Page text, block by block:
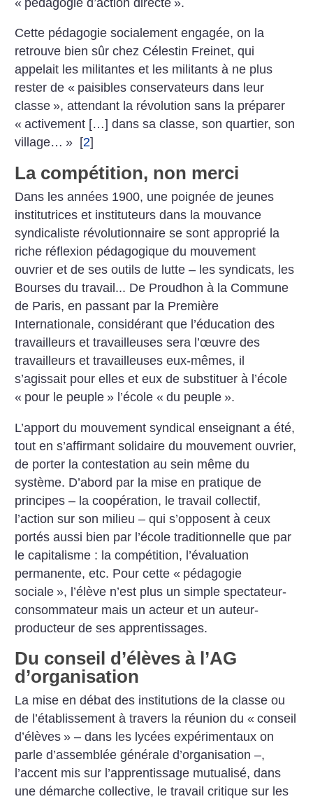
Cette pédagogie socialement engagée, on la
retrouve bien sûr chez Célestin Freinet, qui
appelait les militantes et les militants à ne plus
rester de « paisibles conservateurs dans leur
classe », attendant la révolution sans la préparer
« activement […] dans sa classe, son quartier, son
village… » [2]
La compétition, non merci
Dans les années 1900, une poignée de jeunes
institutrices et instituteurs dans la mouvance
syndicaliste révolutionnaire se sont approprié la
riche réflexion pédagogique du mouvement
ouvrier et de ses outils de lutte – les syndicats, les
Bourses du travail... De Proudhon à la Commune
de Paris, en passant par la Première
Internationale, considérant que l’éducation des
travailleurs et travailleuses sera l’œuvre des
travailleurs et travailleuses eux-mêmes, il
s’agissait pour elles et eux de substituer à l’école
« pour le peuple » l’école « du peuple ».
L’apport du mouvement syndical en­seignant a été,
tout en s’affirmant solidaire du mouvement ouvrier,
de porter la contestation au sein même du
système. D’abord par la mise en pratique de
principes – la coopération, le travail collectif,
l’action sur son milieu – qui s’opposent à ceux
portés aussi bien par l’école traditionnelle que par
le capitalisme : la compétition, l’évaluation
permanente, etc. Pour cette « pédagogie
sociale », l’élève n’est plus un simple spectateur-
consommateur mais un acteur et un auteur-
producteur de ses apprentissages.
Du conseil d’élèves à l’AG
d’organisation
La mise en débat des institutions de la classe ou
de l’établissement à travers la réunion du « conseil
d’élèves » – dans les lycées expérimentaux on
parle d’assemblée générale d’organisation –,
l’accent mis sur l’apprentissage mutualisé, dans
une démarche collective, le travail critique sur les